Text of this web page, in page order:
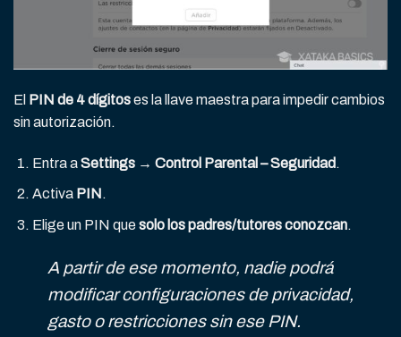
El PIN de 4 dígitoses la llave maestra para impedir cambios
sin autorización.
Entra aSettings → Control Parental – Seguridad .
ActivaPIN.
Elige un PIN quesolo los padres/tutores conozcan.
A partir de ese momento, nadie podrá
modificar configuraciones de privacidad,
gasto o restricciones sin ese PIN.